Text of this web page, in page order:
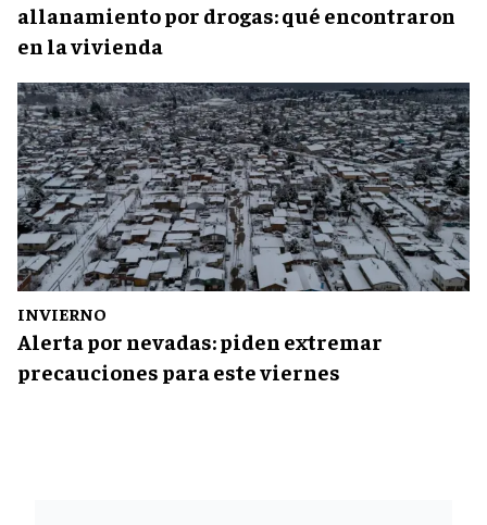
allanamiento por drogas: qué encontraron
en la vivienda
INVIERNO
Alerta por nevadas: piden extremar
precauciones para este viernes